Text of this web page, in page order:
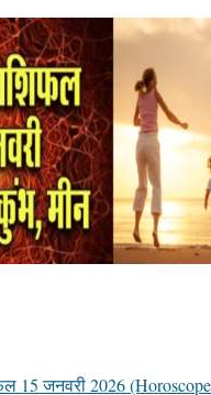
15 जनवरी 2026